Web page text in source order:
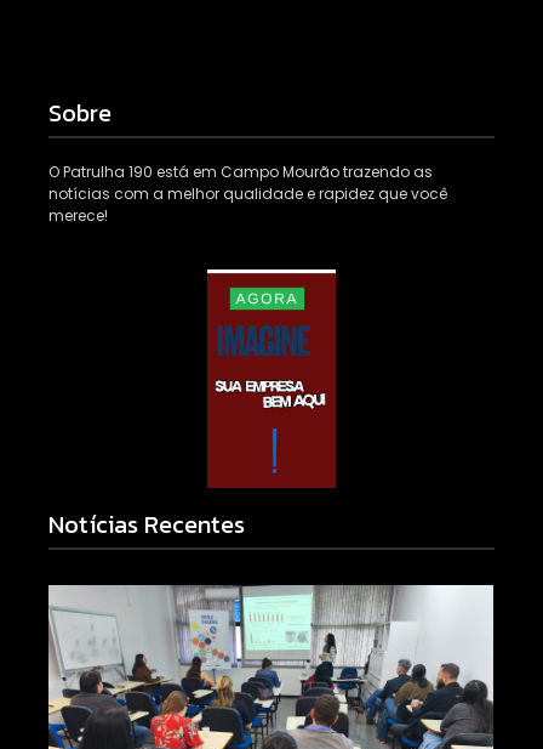
Sobre
O Patrulha 190 está em Campo Mourão trazendo as
notícias com a melhor qualidade e rapidez que você
merece!
Notícias Recentes